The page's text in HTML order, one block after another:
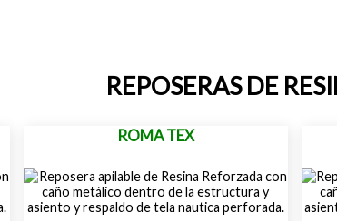
REPOSERAS DE
ROMA TEX